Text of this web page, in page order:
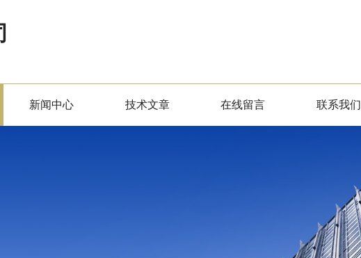
新闻中心 技术文章 在线留言 联系我们